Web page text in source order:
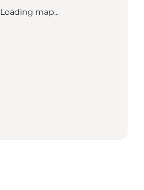
Loading map...